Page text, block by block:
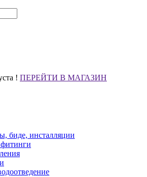
! ПЕРЕЙТИ В МАГАЗИН
биде, инсталляции